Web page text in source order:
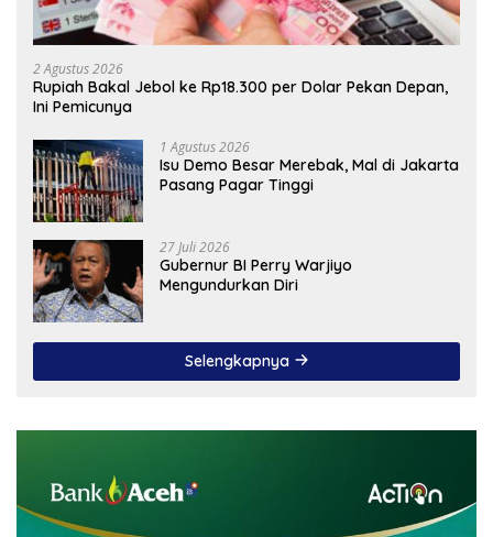
2 Agustus 2026
Rupiah Bakal Jebol ke Rp18.300 per Dolar Pekan Depan,
Ini Pemicunya
1 Agustus 2026
Isu Demo Besar Merebak, Mal di Jakarta
Pasang Pagar Tinggi
27 Juli 2026
Gubernur BI Perry Warjiyo
Mengundurkan Diri
Selengkapnya